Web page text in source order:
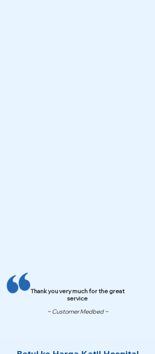
Thank you very much for the great
service
~ Customer Medbed ~